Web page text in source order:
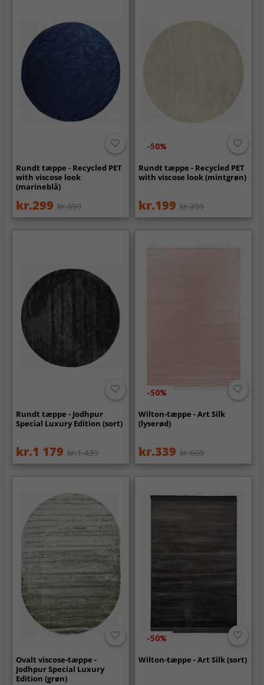
Rundt tæppe - Recycled PET
with viscose look
(marineblå)
kr.299 kr.399
-50%
Rundt tæppe - Recycled PET
with viscose look (mintgrøn)
kr.199 kr.399
Rundt tæppe - Jodhpur
Special Luxury Edition (sort)
kr.1 179 kr.1 439
-50%
Wilton-tæppe - Art Silk
(lyserød)
kr.339 kr.669
Ovalt viscose-tæppe -
Jodhpur Special Luxury
Edition (grøn)
-50%
Wilton-tæppe - Art Silk (sort)